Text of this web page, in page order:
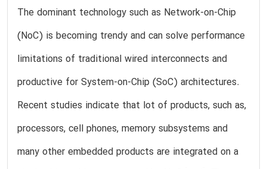
The dominant technology such as Network-on-Chip
(NoC) is becoming trendy and can solve performance
limitations of traditional wired interconnects and
productive for System-on-Chip (SoC) architectures.
Recent studies indicate that lot of products, such as,
processors, cell phones, memory subsystems and
many other embedded products are integrated on a